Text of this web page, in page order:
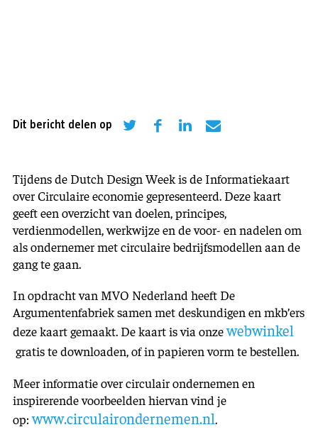
Dit bericht delen op
Tijdens de Dutch Design Week is de Informatiekaart
over Circulaire economie gepresenteerd. Deze kaart
geeft een overzicht van doelen, principes,
verdienmodellen, werkwijze en de voor- en nadelen om
als ondernemer met circulaire bedrijfsmodellen aan de
gang te gaan.
In opdracht van MVO Nederland heeft De
Argumentenfabriek samen met deskundigen en mkb’ers
deze kaart gemaakt. De kaart is via onzewebwinkel
gratis te downloaden, of in papieren vorm te bestellen.
Meer informatie over circulair ondernemen en
inspirerende voorbeelden hiervan vind je
op:www.circulairondernemen.nl.